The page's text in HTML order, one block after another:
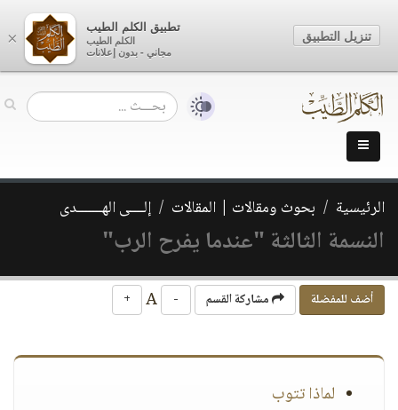
الرئيسية بحوث ومقالات | المقالات إلــــى الهـــــــدى
النسمة الثالثة "عندما يفرح الرب"
أضف للمفضلة مشاركة القسم -
+
لماذا تتوب
×
تطبيق الكلم الطيب
الكلم الطيب
مجاني - بدون إعلانات
تنزيل التطبيق